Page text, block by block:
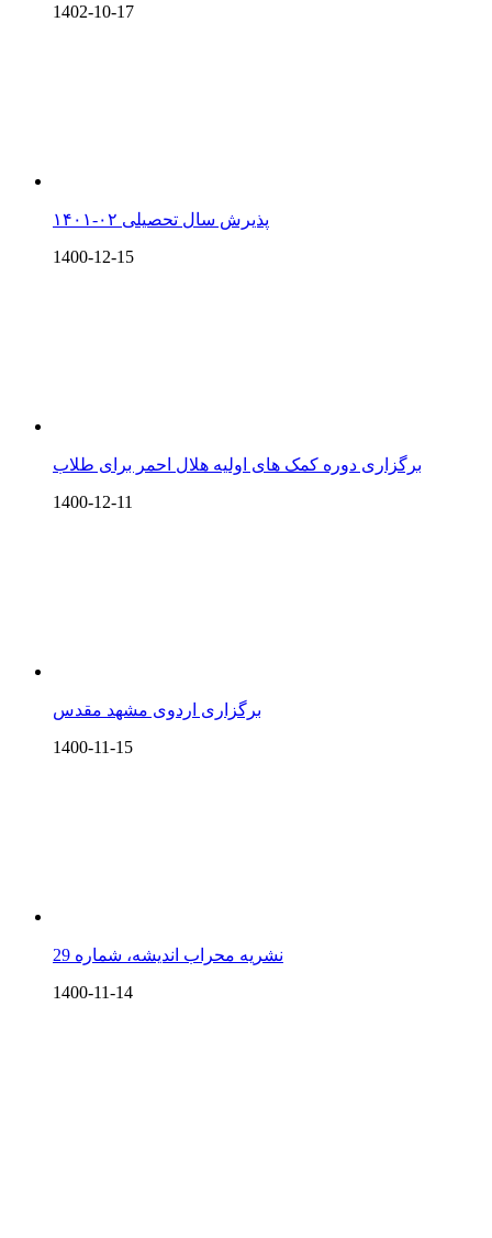
1402-10-17
پذیرش سال تحصیلی ۰۲-۱۴۰۱
1400-12-15
برگزاری دوره کمک های اولیه هلال احمر برای طلاب
1400-12-11
برگزاری اردوی مشهد مقدس
1400-11-15
نشریه محراب اندیشه، شماره 29
1400-11-14